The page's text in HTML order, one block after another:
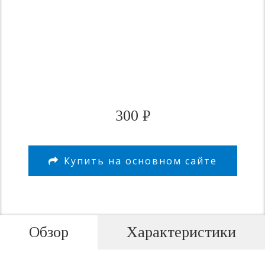
300 ₽
Купить на основном сайте
Обзор Характеристики